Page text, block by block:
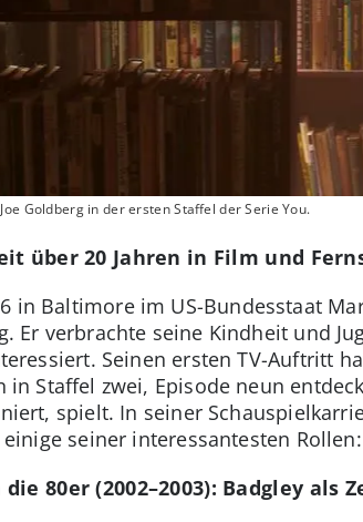
Goldberg in der ersten Staffel der Serie You.
über 20 Jahren in Film und
in Baltimore im US-Bundesstaat
Er verbrachte seine Kindheit und
Seinen ersten TV-Auftritt
in Staffel zwei, Episode neun
spielt. In seiner
seiner interessantesten Rollen:
80er (2002–2003): Badgley als